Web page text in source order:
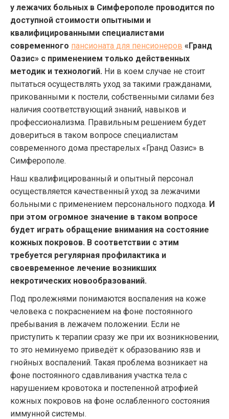
у лежачих больных в Симферополе проводится по
доступной стоимости опытными и
квалифицированными специалистами
современного пансионата для пенсионеров «Гранд
Оазис» с применением только действенных
методик и технологий. Ни в коем случае не стоит
пытаться осуществлять уход за такими гражданами,
прикованными к постели, собственными силами без
наличия соответствующий знаний, навыков и
профессионализма. Правильным решением будет
довериться в таком вопросе специалистам
современного дома престарелых «Гранд Оазис» в
Симферополе.
Наш квалифицированный и опытный персонал
осуществляется качественный уход за лежачими
больными с применением персонального подхода. И
при этом огромное значение в таком вопросе
будет играть обращение внимания на состояние
кожных покровов. В соответствии с этим
требуется регулярная профилактика и
своевременное лечение возникших
некротических новообразований.
Под пролежнями понимаются воспаления на коже
человека с покраснением на фоне постоянного
пребывания в лежачем положении. Если не
приступить к терапии сразу же при их возникновении,
то это неминуемо приведёт к образованию язв и
гнойных воспалений. Такая проблема возникает на
фоне постоянного сдавливания участка тела с
нарушением кровотока и постепенной атрофией
кожных покровов на фоне ослабленного состояния
иммунной системы.